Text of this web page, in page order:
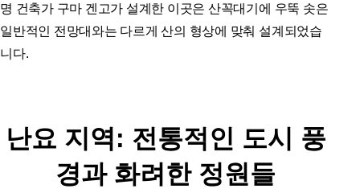
명 건축가 구마 겐고가 설계한 이곳은 산꼭대기에 우뚝 솟은
일반적인 전망대와는 다르게 산의 형상에 맞춰 설계되었습
니다.
난요 지역: 전통적인 도시 풍
경과 화려한 정원들